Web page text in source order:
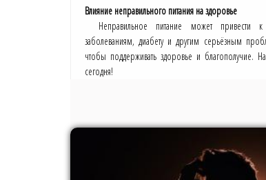
Влияние неправильного питания на здоровье
Неправильное питание может привести
заболеваниям, диабету и другим серьёзным
чтобы поддерживать здоровье и благополучие.
сегодня!